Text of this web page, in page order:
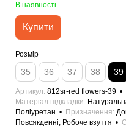
В наявності
Купити
Розмір
35 36 37 38 39
Артикул 812sr-red flowers-39
Матеріал підкладки
Поліуретан
Призначення
Повсякденні, Робоче взуття